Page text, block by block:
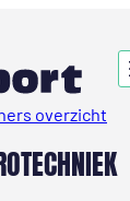
overzicht